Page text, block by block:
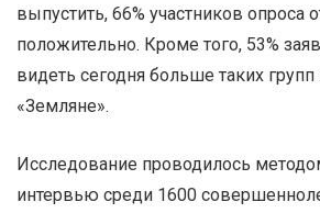
выпустить, 66% участников опроса
положительно. Кроме того, 53%
видеть сегодня больше таких групп
«Земляне».
Исследование проводилось
интервью среди 1600